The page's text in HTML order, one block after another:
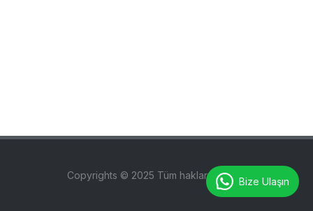
Copyrights © 2025 Tüm hakları saklıdır.Bize Ulaşın